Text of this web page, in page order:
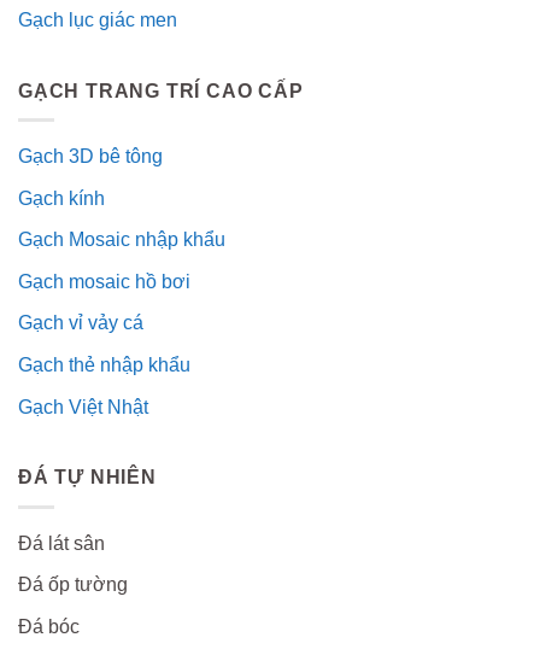
Gạch lục giác men
GẠCH TRANG TRÍ CAO CẤP
Gạch 3D bê tông
Gạch kính
Gạch Mosaic nhập khẩu
Gạch mosaic hồ bơi
Gạch vỉ vảy cá
Gạch thẻ nhập khẩu
Gạch Việt Nhật
ĐÁ TỰ NHIÊN
Đá lát sân
Đá ốp tường
Đá bóc